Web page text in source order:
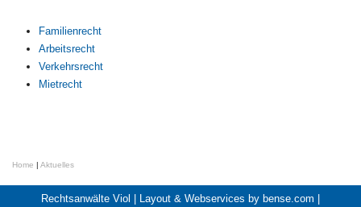
Familienrecht
Arbeitsrecht
Verkehrsrecht
Mietrecht
Home | Aktuelles
Rechtsanwälte Viol | Layout & Webservices by bense.com |